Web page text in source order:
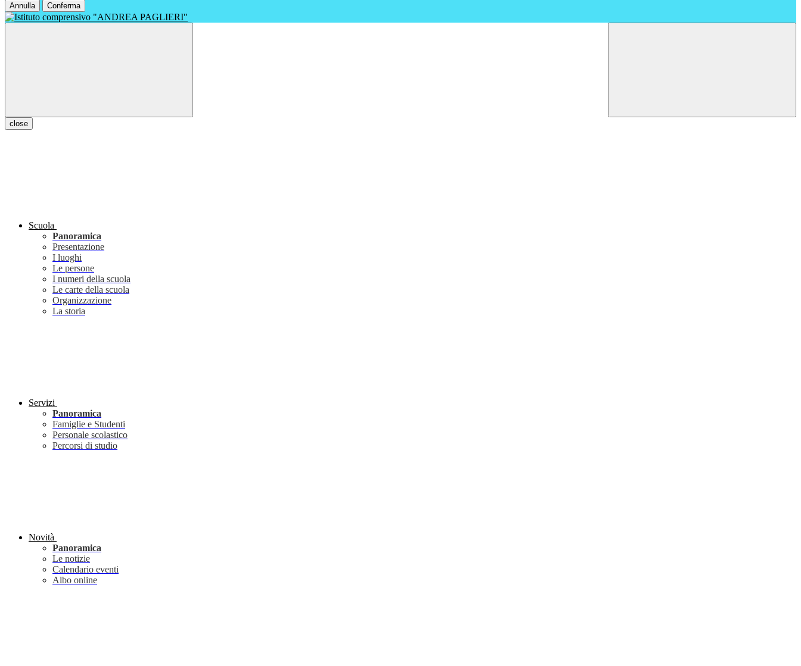
Annulla Conferma
close
Scuola
Panoramica
Presentazione
I luoghi
Le persone
I numeri della scuola
Le carte della scuola
Organizzazione
La storia
Servizi
Panoramica
Famiglie e Studenti
Personale scolastico
Percorsi di studio
Novità
Panoramica
Le notizie
Calendario eventi
Albo online